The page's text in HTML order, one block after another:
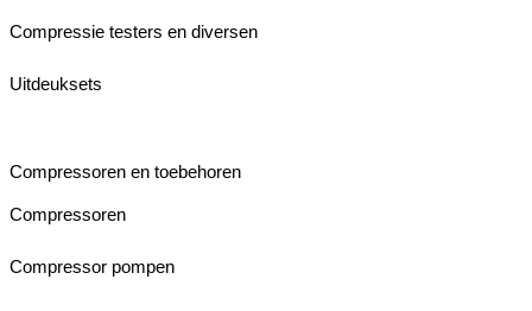
Compressie testers en diversen
Uitdeuksets
Compressoren en toebehoren
Compressoren
Compressor pompen